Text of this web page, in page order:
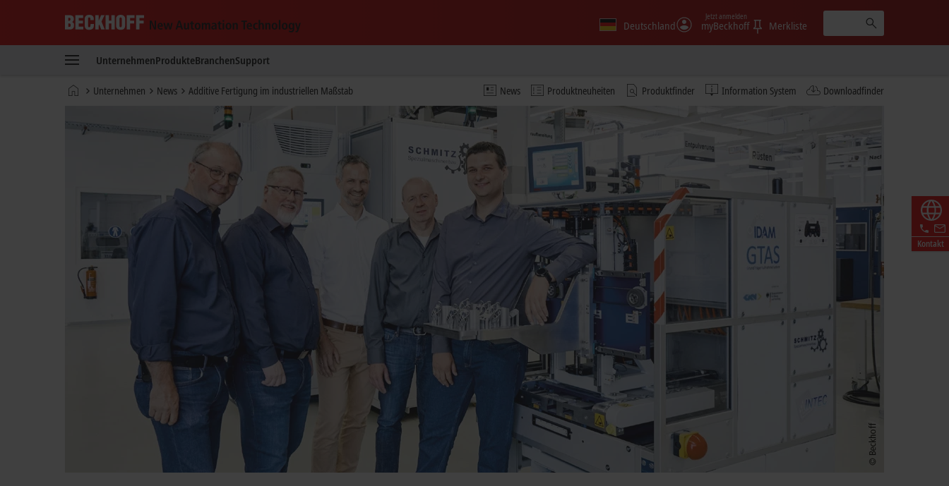
New
Technology
Deutschland myBeckhoff
Jetzt anmelden
Merkliste
UnternehmenProdukteBranchenSupport
News Produktneuheiten Produktfinder Information System Downloadfinder
StartseiteUnternehmen News Additive Fertigung im industriellen Maßstab
Kontakt